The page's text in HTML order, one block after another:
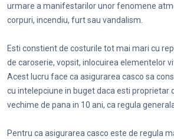
urmare a manifestarilor unor fenomene
corpuri, incendiu, furt sau vandalism.
Esti constient de costurile tot mai mari cu
de caroserie, vopsit, inlocuirea elementelor
Acest lucru face ca asigurarea casco sa
cu intelepciune in buget daca esti proprietar
vechime de pana in 10 ani, ca regula
Pentru ca asigurarea casco este de regula